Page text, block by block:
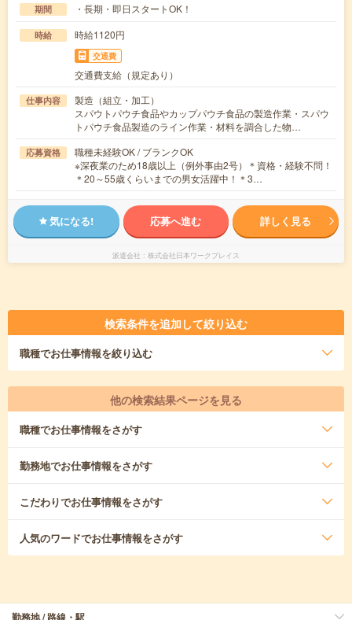
期間 ・長期・即日スタートOK！
時給 時給1120円
交通費
交通費支給（規定あり）
仕事内容
製造（組立・加工）
スパウトパウチ食品やカップパウチ食品の製造作業・スパウ
トパウチ食品製造のライン作業・材料を調合した物…
応募資格
職種未経験OK / ブランクOK
※深夜業のため18歳以上（例外事由2号）＊資格・経験不問！
＊20～55歳くらいまでの男女活躍中！＊3…
気になる! 応募へ進む 詳しく見る
派遣会社 株式会社日本ワークプレイス
検索条件を追加して絞り込む
職種でお仕事情報を絞り込む
他の検索結果ページを見る
職種でお仕事情報をさがす
勤務地でお仕事情報をさがす
こだわりでお仕事情報をさがす
人気のワードでお仕事情報をさがす
勤務地 / 路線・駅